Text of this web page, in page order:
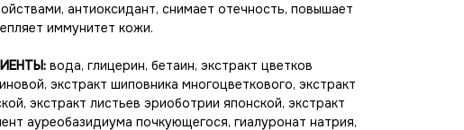
антиоксидант, снимает отечность, повышает
иммунитет кожи.
вода, глицерин, бетаин, экстракт цветков
экстракт шиповника многоцветкового, экстракт
экстракт листьев эриоботрии японской, экстракт
ауреобазидиума почкующегося, гиалуронат натрия,